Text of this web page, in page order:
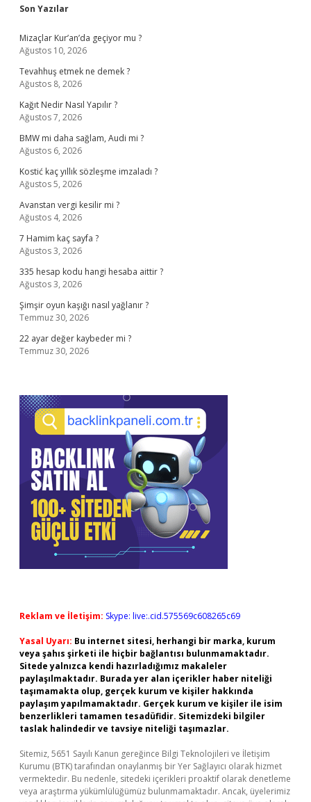
Sidebar
Son Yazılar
Mizaçlar Kur’an’da geçiyor mu ?
Ağustos 10, 2026
Tevahhuş etmek ne demek ?
Ağustos 8, 2026
Kağıt Nedir Nasıl Yapılır ?
Ağustos 7, 2026
BMW mi daha sağlam, Audi mi ?
Ağustos 6, 2026
Kostić kaç yıllık sözleşme imzaladı ?
Ağustos 5, 2026
Avanstan vergi kesilir mi ?
Ağustos 4, 2026
7 Hamim kaç sayfa ?
Ağustos 3, 2026
335 hesap kodu hangi hesaba aittir ?
Ağustos 3, 2026
Şimşir oyun kaşığı nasıl yağlanır ?
Temmuz 30, 2026
22 ayar değer kaybeder mi ?
Temmuz 30, 2026
Reklam ve İletişim: Skype: live:.cid.575569c608265c69
Yasal Uyarı: Bu internet sitesi, herhangi bir marka, kurum
veya şahıs şirketi ile hiçbir bağlantısı bulunmamaktadır.
Sitede yalnızca kendi hazırladığımız makaleler
paylaşılmaktadır. Burada yer alan içerikler haber niteliği
taşımamakta olup, gerçek kurum ve kişiler hakkında
paylaşım yapılmamaktadır. Gerçek kurum ve kişiler ile isim
benzerlikleri tamamen tesadüfidir. Sitemizdeki bilgiler
taslak halindedir ve tavsiye niteliği taşımazlar.
Sitemiz, 5651 Sayılı Kanun gereğince Bilgi Teknolojileri ve İletişim
Kurumu (BTK) tarafından onaylanmış bir Yer Sağlayıcı olarak hizmet
vermektedir. Bu nedenle, sitedeki içerikleri proaktif olarak denetleme
veya araştırma yükümlülüğümüz bulunmamaktadır. Ancak, üyelerimiz